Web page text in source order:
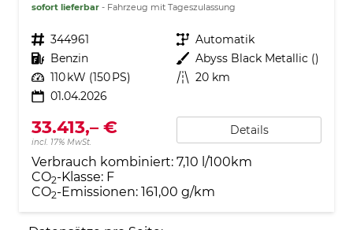
sofort lieferbar Fahrzeug mit Tageszulassung
Fahrzeugnr. 344961 Getriebe Automatik
Kraftstoff Benzin Außenfarbe Abyss Black Metallic ()
Leistung 110 kW (150 PS) Kilometerstand 20 km
01.04.2026
33.413,– €
incl. 17% MwSt.
Details
Verbrauch kombiniert: 7,10 l/100km
CO2-Klasse: F
CO2-Emissionen: 161,00 g/km